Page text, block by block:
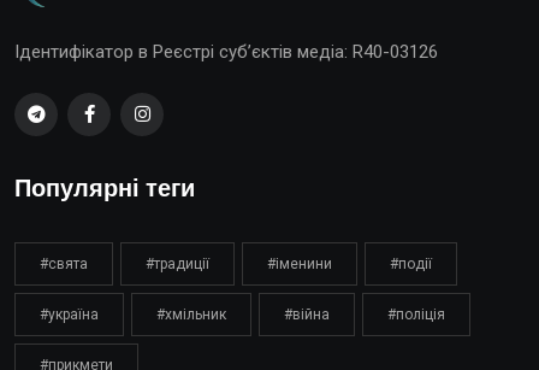
Ідентифікатор в Реєстрі суб’єктів медіа: R40-03126
Популярні теги
#свята #традиції #іменини #події
#україна #хмільник #війна #поліція
#прикмети